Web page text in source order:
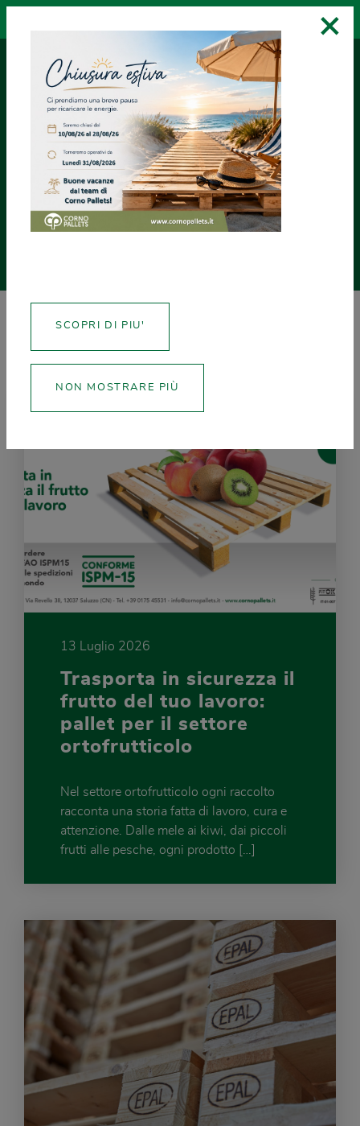
CREA CERTIFICATI
NEWS
13 Luglio 2026
Trasporta in sicurezza il
frutto del tuo lavoro:
pallet per il settore
ortofrutticolo
Nel settore ortofrutticolo ogni raccolto
racconta una storia fatta di lavoro, cura e
attenzione. Dalle mele ai kiwi, dai piccoli
frutti alle pesche, ogni prodotto […]
×
SCOPRI DI PIU'
NON MOSTRARE PIÙ